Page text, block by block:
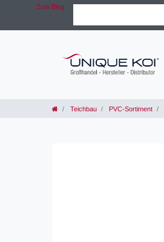
Zum Blog
Teichbau PVC-Sortiment